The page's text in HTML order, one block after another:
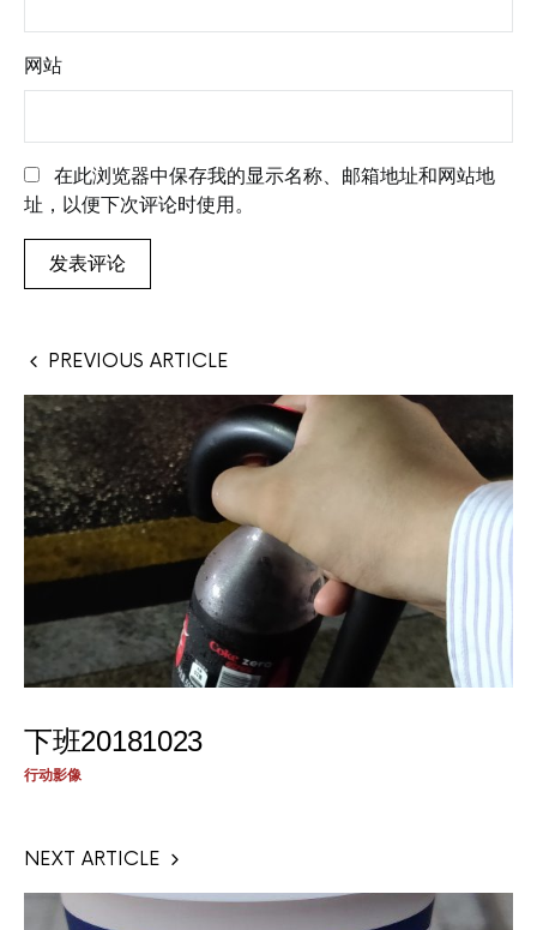
网站
在此浏览器中保存我的显示名称、邮箱地址和网站地
址，以便下次评论时使用。
PREVIOUS ARTICLE
下班20181023
行动影像
NEXT ARTICLE